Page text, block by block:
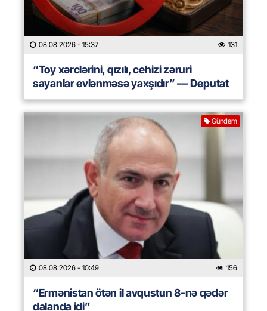
08.08.2026 - 15:37 131
“Toy xərclərini, qızılı, cehizi zəruri
sayanlar evlənməsə yaxşıdır” — Deputat
Gündəm
08.08.2026 - 10:49 156
“Ermənistan ötən il avqustun 8-nə qədər
dalanda idi”